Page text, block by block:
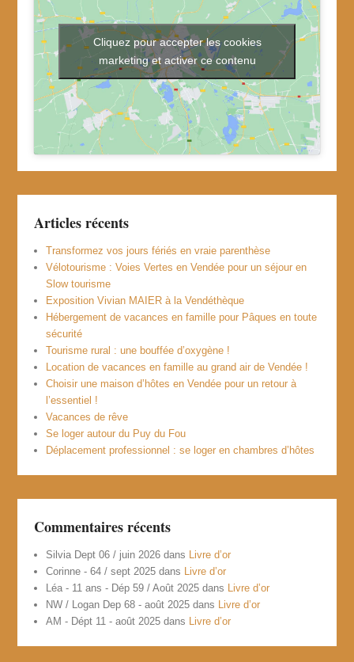
Cliquez pour accepter les cookies
marketing et activer ce contenu
Articles récents
Transformez vos jours fériés en vraie parenthèse
Vélotourisme : Voies Vertes en Vendée pour un séjour en
Slow tourisme
Exposition Vivian MAIER à la Vendéthèque
Hébergement de vacances en famille pour Pâques en toute
sécurité
Tourisme rural : une bouffée d’oxygène !
Location de vacances en famille au grand air de Vendée !
Choisir une maison d’hôtes en Vendée pour un retour à
l’essentiel !
Vacances de rêve
Se loger autour du Puy du Fou
Déplacement professionnel : se loger en chambres d’hôtes
Commentaires récents
Silvia Dept 06 / juin 2026 dans Livre d’or
Corinne - 64 / sept 2025 dans Livre d’or
Léa - 11 ans - Dép 59 / Août 2025 dans Livre d’or
NW / Logan Dep 68 - août 2025 dans Livre d’or
AM - Dépt 11 - août 2025 dans Livre d’or